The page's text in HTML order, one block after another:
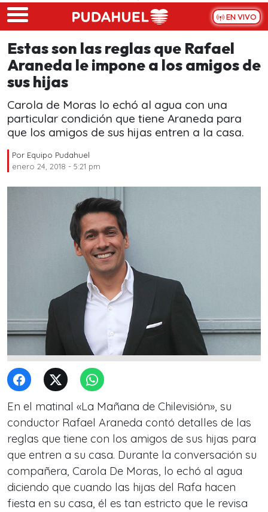
Skip to main content
EN VIVO
Estas son las reglas que Rafael
Araneda le impone a los amigos de
sus hijas
Carola de Moras lo echó al agua con una
particular condición que tiene Araneda para
que los amigos de sus hijas entren a la casa.
Por Equipo Pudahuel
enero 24, 2018 - 5:21 pm
En el matinal «La Mañana de Chilevisión», su
conductor Rafael Araneda contó detalles de las
reglas que tiene con los amigos de sus hijas para
que entren a su casa. Durante la conversación su
compañera, Carola De Moras, lo echó al agua
diciendo que cuando las hijas del Rafa hacen
fiesta en su casa, él es tan estricto que le revisa